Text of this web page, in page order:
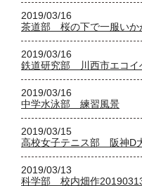
2019/03/16
茶道部 桜の下で一服いか
2019/03/16
鉄道研究部 川西市エコイ
2019/03/16
中学水泳部 練習風景
2019/03/15
高校女子テニス部 阪神D
2019/03/13
科学部 校内畑作